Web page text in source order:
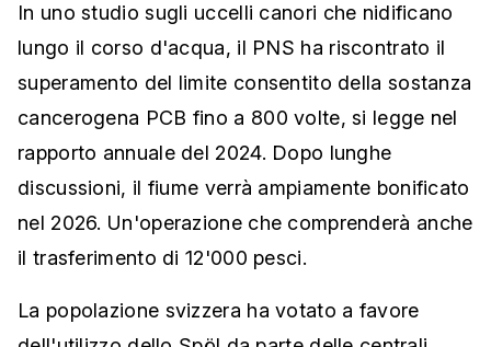
In uno studio sugli uccelli canori che nidificano
lungo il corso d'acqua, il PNS ha riscontrato il
superamento del limite consentito della sostanza
cancerogena PCB fino a 800 volte, si legge nel
rapporto annuale del 2024. Dopo lunghe
discussioni, il fiume verrà ampiamente bonificato
nel 2026. Un'operazione che comprenderà anche
il trasferimento di 12'000 pesci.
La popolazione svizzera ha votato a favore